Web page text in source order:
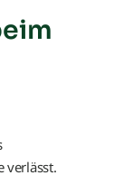
verlässt.